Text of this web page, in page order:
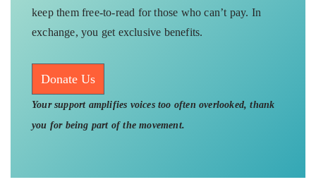
keep them free-to-read for those who can’t pay. In
exchange, you get exclusive benefits.
Donate Us
Your support amplifies voices too often overlooked, thank
you for being part of the movement.